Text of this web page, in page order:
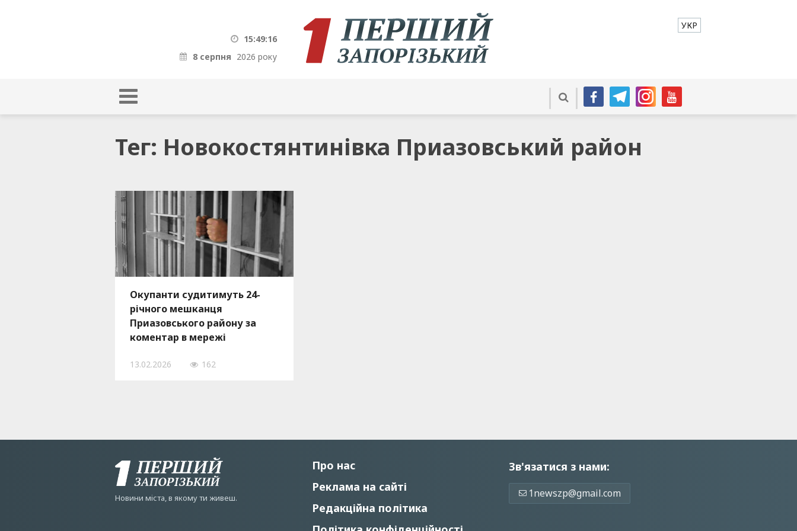
15:49:16
8 серпня 2026 року
УКР
Тег: Новокостянтинівка Приазовський район
Окупанти судитимуть 24-
річного мешканця
Приазовського району за
коментар в мережі
13.02.2026 162
Новини мiста, в якому ти живеш.
Про нас
Реклама на сайті
Редакційна політика
Зв'язатися з нами:
1newszp@gmail.com